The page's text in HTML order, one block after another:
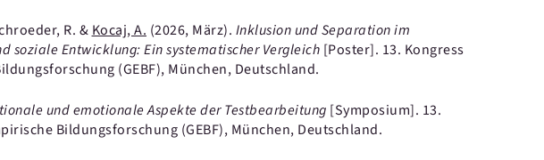
R. & Kocaj, A. (2026, März). Inklusion und Separation im
soziale Entwicklung: Ein systematischer Vergleich [Poster]. 13. Kongress
(GEBF), München, Deutschland.
und emotionale Aspekte der Testbearbeitung [Symposium]. 13.
Bildungsforschung (GEBF), München, Deutschland.